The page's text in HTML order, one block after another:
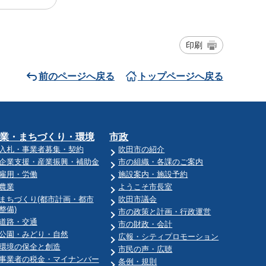
印刷
前のページへ戻る トップページへ戻る
・まちづくり・環境
札・事業者募集・契約
業支援・産業振興・補助金
用・労働
業
ちづくり(都市計画・都市
備)
路・交通
園・みどり・自然
境の保全と創造
業者の税金・マイナンバー
市政
吹田市の紹介
市の組織・各課のご案内
施設案内・施設予約
ようこそ市長室
吹田市議会
市の政策と計画・行政運営
市の財政・会計
広報・シティプロモーション
市民の声・広聴
条例・規則